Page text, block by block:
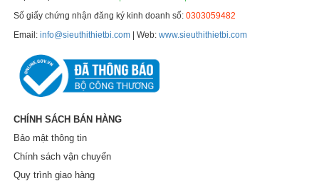
Số giấy chứng nhận đăng ký kinh doanh số:0303059482
Email:info@sieuthithietbi.com | Web:www.sieuthithietbi.com
CHÍNH SÁCH BÁN HÀNG
Bảo mật thông tin
Chính sách vận chuyển
Quy trình giao hàng